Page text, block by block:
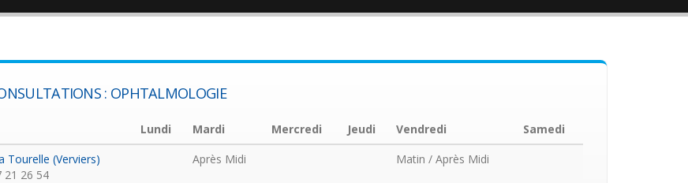
: OPHTALMOLOGIE
Lundi Mardi Mercredi Jeudi Vendredi
Samedi
Tourelle (Verviers)
26 54
Après Midi Matin / Après Midi